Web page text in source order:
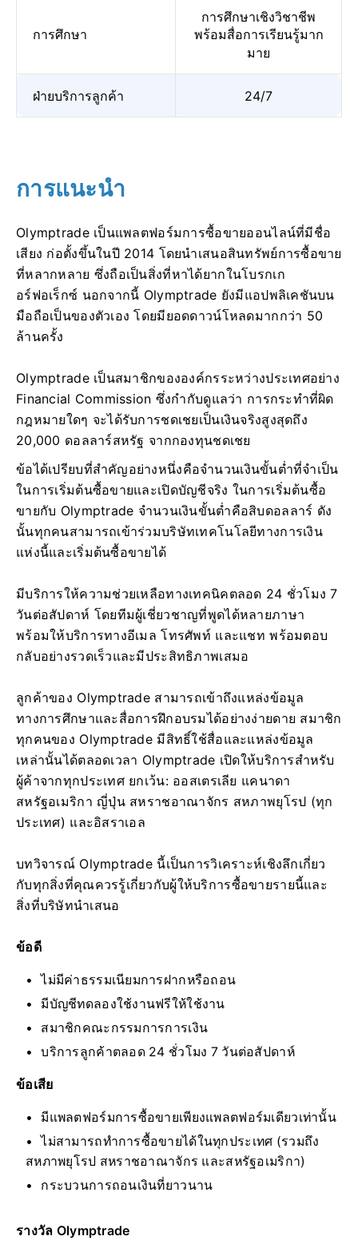
การศึกษา
การศึกษาเชิงวิชาชีพ
พร้อมสื่อการเรียนรู้มาก
มาย
ฝ่ายบริการลูกค้า 24/7
การแนะนำ
Olymptrade เป็นแพลตฟอร์มการซื้อขายออนไลน์ที่มีชื่อ
เสียง ก่อตั้งขึ้นในปี 2014 โดยนำเสนอสินทรัพย์การซื้อขาย
ที่หลากหลาย ซึ่งถือเป็นสิ่งที่หาได้ยากในโบรกเก
อร์ฟอเร็กซ์ นอกจากนี้ Olymptrade ยังมีแอปพลิเคชันบน
มือถือเป็นของตัวเอง โดยมียอดดาวน์โหลดมากกว่า 50
ล้านครั้ง
Olymptrade เป็นสมาชิกขององค์กรระหว่างประเทศอย่าง
Financial Commission ซึ่งกำกับดูแลว่า การกระทำที่ผิด
กฎหมายใดๆ จะได้รับการชดเชยเป็นเงินจริงสูงสุดถึง
20,000 ดอลลาร์สหรัฐ จากกองทุนชดเชย
ข้อได้เปรียบที่สำคัญอย่างหนึ่งคือจำนวนเงินขั้นต่ำที่จำเป็น
ในการเริ่มต้นซื้อขายและเปิดบัญชีจริง ในการเริ่มต้นซื้อ
ขายกับ Olymptrade จำนวนเงินขั้นต่ำคือสิบดอลลาร์ ดัง
นั้นทุกคนสามารถเข้าร่วมบริษัทเทคโนโลยีทางการเงิน
แห่งนี้และเริ่มต้นซื้อขายได้
มีบริการให้ความช่วยเหลือทางเทคนิคตลอด 24 ชั่วโมง 7
วันต่อสัปดาห์ โดยทีมผู้เชี่ยวชาญที่พูดได้หลายภาษา
พร้อมให้บริการทางอีเมล โทรศัพท์ และแชท พร้อมตอบ
กลับอย่างรวดเร็วและมีประสิทธิภาพเสมอ
ลูกค้าของ Olymptrade สามารถเข้าถึงแหล่งข้อมูล
ทางการศึกษาและสื่อการฝึกอบรมได้อย่างง่ายดาย สมาชิก
ทุกคนของ Olymptrade มีสิทธิ์ใช้สื่อและแหล่งข้อมูล
เหล่านั้นได้ตลอดเวลา Olymptrade เปิดให้บริการสำหรับ
ผู้ค้าจากทุกประเทศ ยกเว้น: ออสเตรเลีย แคนาดา
สหรัฐอเมริกา ญี่ปุ่น สหราชอาณาจักร สหภาพยุโรป (ทุก
ประเทศ) และอิสราเอล
บทวิจารณ์ Olymptrade นี้เป็นการวิเคราะห์เชิงลึกเกี่ยว
กับทุกสิ่งที่คุณควรรู้เกี่ยวกับผู้ให้บริการซื้อขายรายนี้และ
สิ่งที่บริษัทนำเสนอ
ข้อดี
ไม่มีค่าธรรมเนียมการฝากหรือถอน
มีบัญชีทดลองใช้งานฟรีให้ใช้งาน
สมาชิกคณะกรรมการการเงิน
บริการลูกค้าตลอด 24 ชั่วโมง 7 วันต่อสัปดาห์
ข้อเสีย
มีแพลตฟอร์มการซื้อขายเพียงแพลตฟอร์มเดียวเท่านั้น
ไม่สามารถทำการซื้อขายได้ในทุกประเทศ (รวมถึง
สหภาพยุโรป สหราชอาณาจักร และสหรัฐอเมริกา)
กระบวนการถอนเงินที่ยาวนาน
รางวัล Olymptrade